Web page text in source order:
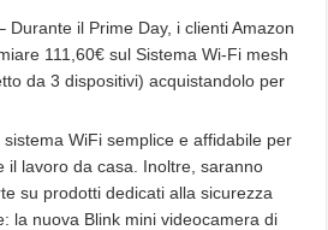
Durante il Prime Day, i clienti Amazon
111,60€ sul Sistema Wi-Fi mesh
da 3 dispositivi) acquistandolo per
WiFi semplice e affidabile per
il lavoro da casa. Inoltre, saranno
su prodotti dedicati alla sicurezza
la nuova Blink mini videocamera di